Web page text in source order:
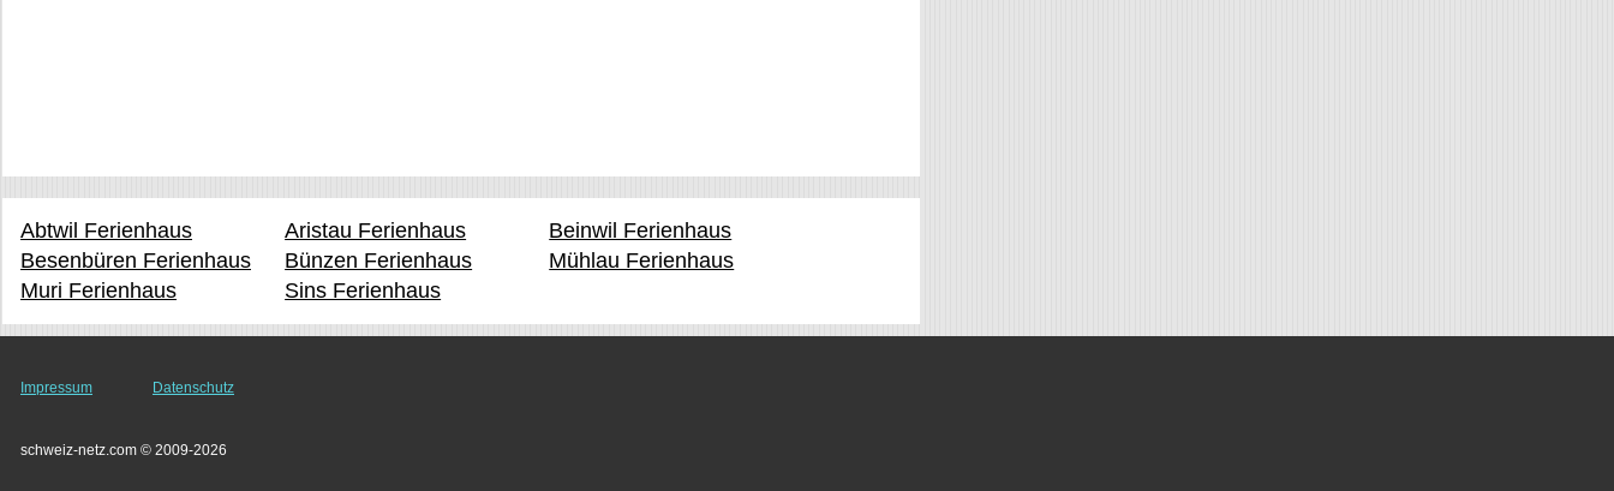
Abtwil Ferienhaus Aristau Ferienhaus
Beinwil Ferienhaus
Besenbüren Ferienhaus
Bünzen Ferienhaus
Mühlau Ferienhaus
Muri Ferienhaus
Sins Ferienhaus
Impressum Datenschutz
schweiz-netz.com © 2009-2026